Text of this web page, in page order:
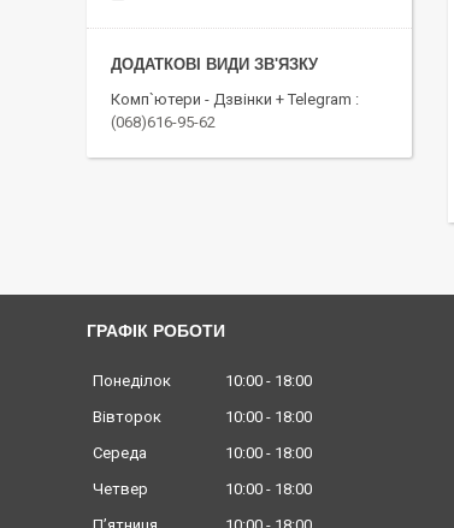
Комп`ютери - Дзвінки + Telegram
(068)616-95-62
ГРАФІК РОБОТИ
Понеділок 10:00
18:00
Вівторок
10:00
18:00
Середа
10:00
18:00
Четвер
10:00
18:00